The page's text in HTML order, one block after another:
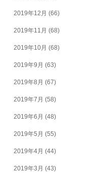
2019年12月 (66)
2019年11月 (68)
2019年10月 (68)
2019年9月 (63)
2019年8月 (67)
2019年7月 (58)
2019年6月 (48)
2019年5月 (55)
2019年4月 (44)
2019年3月 (43)